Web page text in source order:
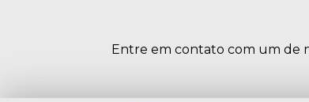
Entre em contato com um de